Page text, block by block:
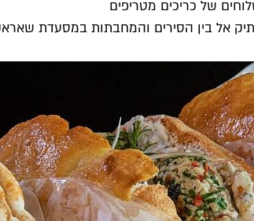
של כריכים מטריפים
אל בין הסירים והמחבתות במסעדת